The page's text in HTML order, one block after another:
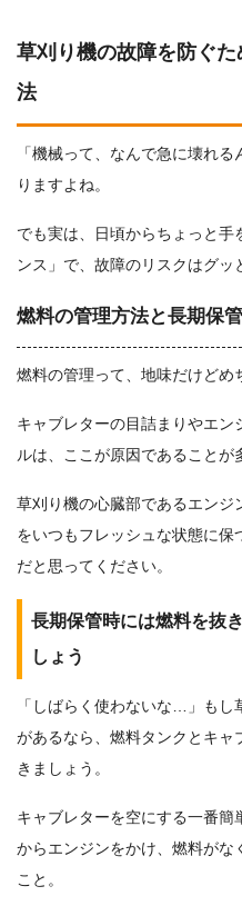
草刈り機の故障を防ぐ
法
「機械って、なんで急に壊れ
りますよね。
でも実は、日頃からちょっと
ンス」で、故障のリスクはグッ
燃料の管理方法と長期保
燃料の管理って、地味だけどめ
キャブレターの目詰まりやエ
ルは、ここが原因であることが
草刈り機の心臓部であるエン
をいつもフレッシュな状態に
だと思ってください。
長期保管時には燃料を抜
しょう
「しばらく使わないな…」も
があるなら、燃料タンクとキャ
きましょう。
キャブレターを空にする一番
からエンジンをかけ、燃料がな
こと。